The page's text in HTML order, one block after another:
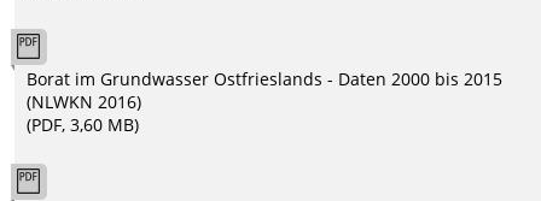
Borat im Grundwasser Ostfrieslands - Daten 2000 bis 2015
(NLWKN 2016)
(PDF, 3,60 MB)